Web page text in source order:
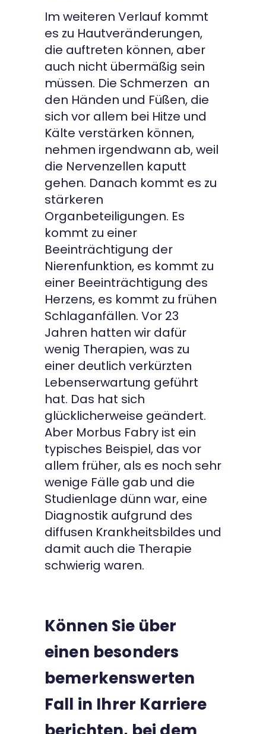
Im weiteren Verlauf kommt
es zu Hautveränderungen,
die auftreten können, aber
auch nicht übermäßig sein
müssen. Die Schmerzen an
den Händen und Füßen, die
sich vor allem bei Hitze und
Kälte verstärken können,
nehmen irgendwann ab, weil
die Nervenzellen kaputt
gehen. Danach kommt es zu
stärkeren
Organbeteiligungen. Es
kommt zu einer
Beeinträchtigung der
Nierenfunktion, es kommt zu
einer Beeinträchtigung des
Herzens, es kommt zu frühen
Schlaganfällen. Vor 23
Jahren hatten wir dafür
wenig Therapien, was zu
einer deutlich verkürzten
Lebenserwartung geführt
hat. Das hat sich
glücklicherweise geändert.
Aber Morbus Fabry ist ein
typisches Beispiel, das vor
allem früher, als es noch sehr
wenige Fälle gab und die
Studienlage dünn war, eine
Diagnostik aufgrund des
diffusen Krankheitsbildes und
damit auch die Therapie
schwierig waren.
Können Sie über
einen besonders
bemerkenswerten
Fall in Ihrer Karriere